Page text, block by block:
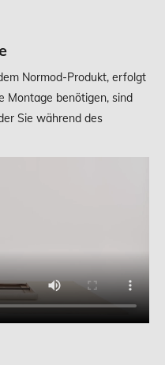
Normod-Produkt, erfolgt
Montage benötigen, sind
Sie während des